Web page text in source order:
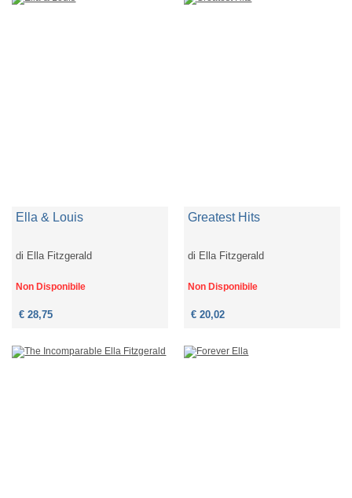
Ella & Louis
di Ella Fitzgerald
Non Disponibile
€ 28,75
Greatest Hits
di Ella Fitzgerald
Non Disponibile
€ 20,02